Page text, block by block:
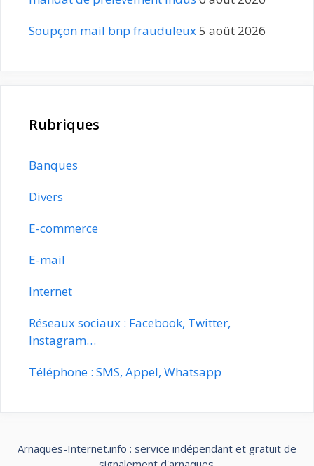
Soupçon mail bnp frauduleux5 août 2026
Rubriques
Banques
Divers
E-commerce
E-mail
Internet
Réseaux sociaux : Facebook, Twitter,
Instagram…
Téléphone : SMS, Appel, Whatsapp
Arnaques-Internet.info : service indépendant et gratuit de